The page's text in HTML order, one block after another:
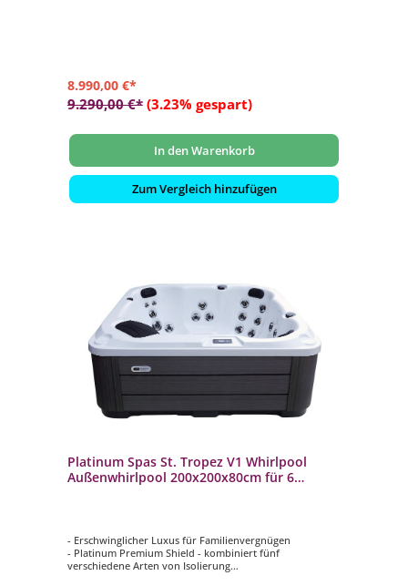
8.990,00 €*
9.290,00 €* (3.23% gespart)
In den Warenkorb
Zum Vergleich hinzufügen
Platinum Spas St. Tropez V1 Whirlpool
Außenwhirlpool 200x200x80cm für 6
- Erschwinglicher Luxus für Familienvergnügen
- Platinum Premium Shield - kombiniert fünf
verschiedene Arten von Isolierung